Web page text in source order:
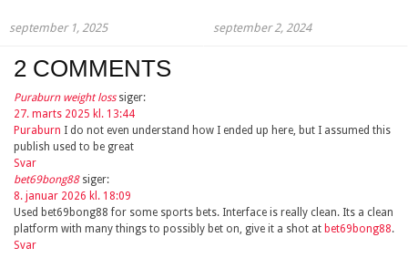
september 1, 2025 september 2, 2024
2 COMMENTS
Puraburn weight loss siger:
27. marts 2025 kl. 13:44
Puraburn I do not even understand how I ended up here, but I assumed this
publish used to be great
Svar
bet69bong88 siger:
8. januar 2026 kl. 18:09
Used bet69bong88 for some sports bets. Interface is really clean. Its a clean
platform with many things to possibly bet on, give it a shot at bet69bong88.
Svar